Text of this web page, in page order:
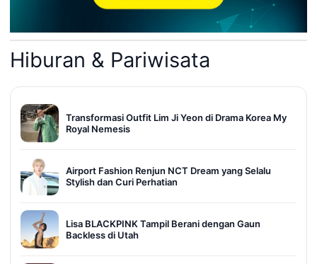
Hiburan & Pariwisata
Transformasi Outfit Lim Ji Yeon di Drama Korea My
Royal Nemesis
Airport Fashion Renjun NCT Dream yang Selalu
Stylish dan Curi Perhatian
Lisa BLACKPINK Tampil Berani dengan Gaun
Backless di Utah